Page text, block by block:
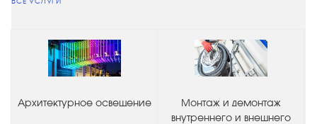
Архитектурное освещение
Монтаж и демонтаж
внутреннего и внешнего